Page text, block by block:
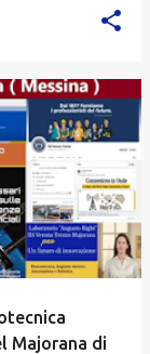
Majorana di